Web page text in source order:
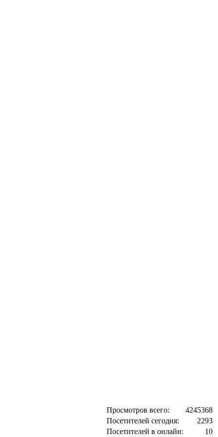
Просмотров всего:
4245368
Посетителей сегодня:
2293
Посетителей в онлайн:
10